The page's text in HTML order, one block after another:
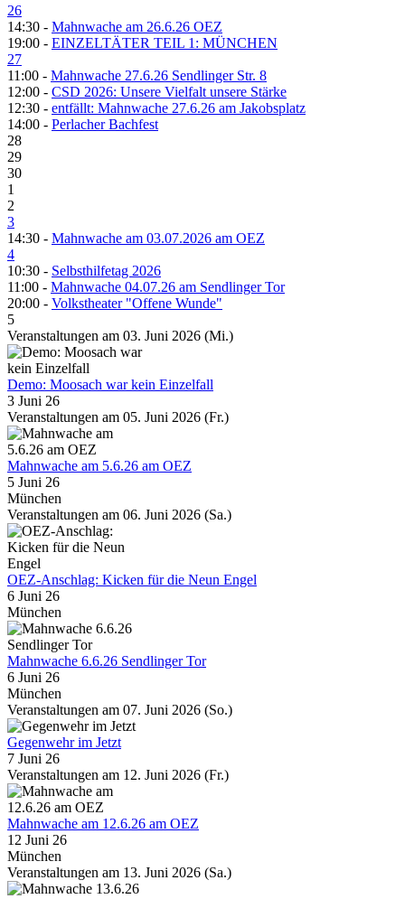
26
14:30 - Mahnwache am 26.6.26 OEZ
19:00 - EINZELTÄTER TEIL 1: MÜNCHEN
27
11:00 - Mahnwache 27.6.26 Sendlinger Str. 8
12:00 - CSD 2026: Unsere Vielfalt unsere Stärke
12:30 - entfällt: Mahnwache 27.6.26 am Jakobsplatz
14:00 - Perlacher Bachfest
28
29
30
1
2
3
14:30 - Mahnwache am 03.07.2026 am OEZ
4
10:30 - Selbsthilfetag 2026
11:00 - Mahnwache 04.07.26 am Sendlinger Tor
20:00 - Volkstheater "Offene Wunde"
5
Veranstaltungen am 03. Juni 2026 (Mi.)
Demo: Moosach war kein Einzelfall
3 Juni 26
Veranstaltungen am 05. Juni 2026 (Fr.)
Mahnwache am 5.6.26 am OEZ
5 Juni 26
München
Veranstaltungen am 06. Juni 2026 (Sa.)
OEZ-Anschlag: Kicken für die Neun Engel
6 Juni 26
München
Mahnwache 6.6.26 Sendlinger Tor
6 Juni 26
München
Veranstaltungen am 07. Juni 2026 (So.)
Gegenwehr im Jetzt
7 Juni 26
Veranstaltungen am 12. Juni 2026 (Fr.)
Mahnwache am 12.6.26 am OEZ
12 Juni 26
München
Veranstaltungen am 13. Juni 2026 (Sa.)